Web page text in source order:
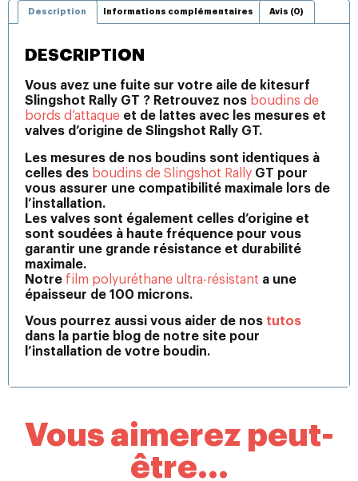
Description Informations complémentaires Avis (0)
DESCRIPTION
Vous avez une fuite sur votre aile de kitesurf
Slingshot Rally GT ? Retrouvez nos boudins de
bords d’attaque et de lattes avec les mesures et
valves d’origine de Slingshot Rally GT.
Les mesures de nos boudins sont identiques à
celles des boudins de Slingshot Rally GT pour
vous assurer une compatibilité maximale lors de
l’installation.
Les valves sont également celles d’origine et
sont soudées à haute fréquence pour vous
garantir une grande résistance et durabilité
maximale.
Notre film polyuréthane ultra-résistant a une
épaisseur de 100 microns.
Vous pourrez aussi vous aider de nos tutos
dans la partie blog de notre site pour
l’installation de votre boudin.
Vous aimerez peut-
être...